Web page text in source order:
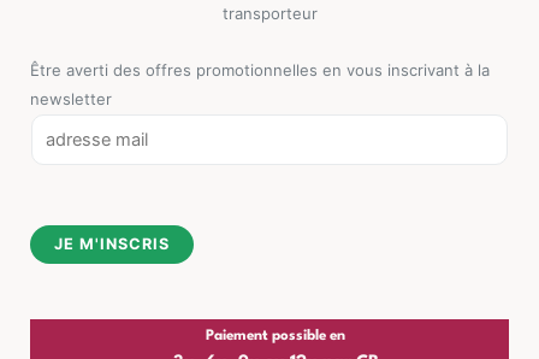
transporteur
Être averti des offres promotionnelles en vous inscrivant à la
newsletter
m
l
JE M'INSCRIS
Paiement possible en